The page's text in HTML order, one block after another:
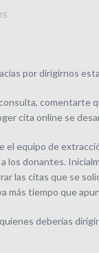
por dirigirnos
comentarte
cita online se
el equipo de
los donantes.
las citas que se
más tiempo que
deberías